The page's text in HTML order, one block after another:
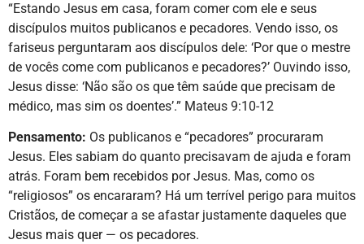
“Estando Jesus em casa, foram comer com ele e seus
discípulos muitos publicanos e pecadores. Vendo isso, os
fariseus perguntaram aos discípulos dele: ‘Por que o mestre
de vocês come com publicanos e pecadores?’ Ouvindo isso,
Jesus disse: ‘Não são os que têm saúde que precisam de
médico, mas sim os doentes’.” Mateus 9:10-12
Pensamento: Os publicanos e “pecadores” procuraram
Jesus. Eles sabiam do quanto precisavam de ajuda e foram
atrás. Foram bem recebidos por Jesus. Mas, como os
“religiosos” os encararam? Há um terrível perigo para muitos
Cristãos, de começar a se afastar justamente daqueles que
Jesus mais quer — os pecadores.